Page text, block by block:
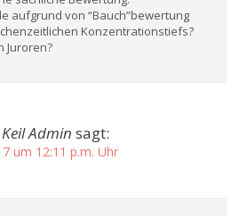
aufgrund von “Bauch”bewertung
Konzentrationstiefs?
Juroren?
Admin sagt:
um 12:11 p.m. Uhr